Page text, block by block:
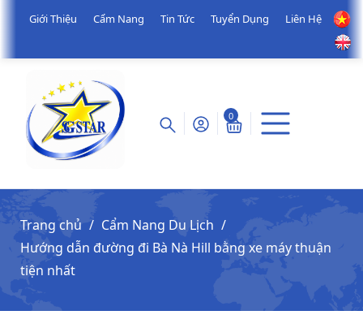
Giới Thiệu Cẩm Nang Tin Tức Tuyển Dụng Liên Hệ
0
Trang chủ
Cẩm Nang Du Lịch
Hướng dẫn đường đi Bà Nà Hill bằng xe máy thuận
tiện nhất